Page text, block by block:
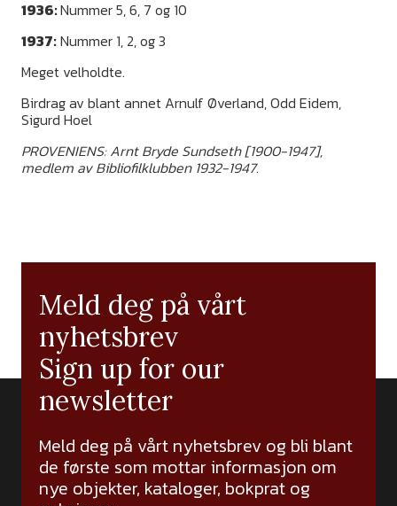
1936:Nummer 5, 6, 7 og 10
1937:Nummer 1, 2, og 3
Meget velholdte.
Birdrag av blant annet Arnulf Øverland, Odd Eidem,
Sigurd Hoel
PROVENIENS: Arnt Bryde Sundseth [1900-1947],
medlem av Bibliofilklubben 1932-1947.
Meld deg på vårt
nyhetsbrev
Sign up for our
newsletter
Meld deg på vårt nyhetsbrev og bli blant
de første som mottar informasjon om
nye objekter, kataloger, bokprat og